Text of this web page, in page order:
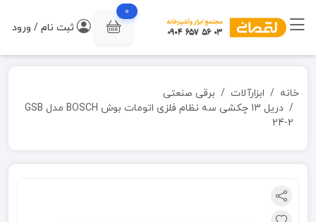
0
ثبت نام / ورود
خانه ابزارآلات
برقی صنعتی
دریل 13 چکشی سه نظام فلزی اتومات بوش BOSCH مدل GSB
24-2